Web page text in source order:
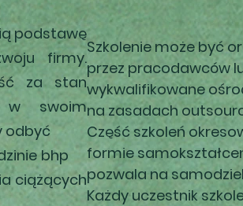
podstawę
firmy.
za stan
w swoim
odbyć
bhp
ciążących
Szkolenie może być
przez pracodawców
wykwalifikowane
na zasadach
Część szkoleń
formie
pozwala na
Każdy uczestnik